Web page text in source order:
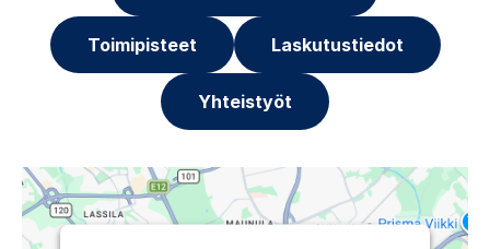
Toimipisteet Laskutustiedot
Yhteistyöt